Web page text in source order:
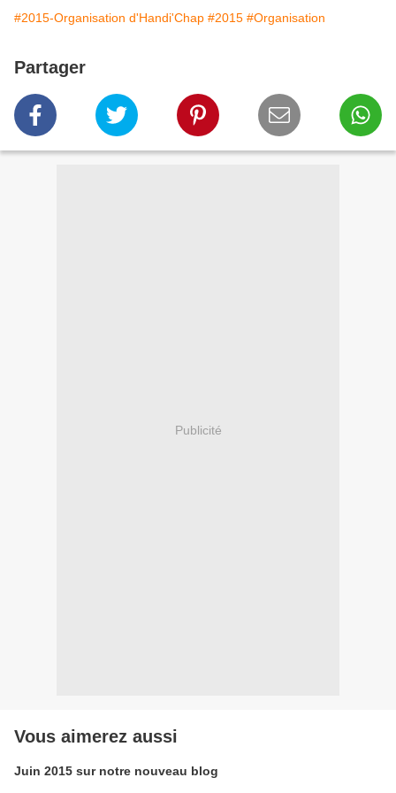
#2015-Organisation d'Handi'Chap #2015 #Organisation
Partager
Publicité
Vous aimerez aussi
Juin 2015 sur notre nouveau blog